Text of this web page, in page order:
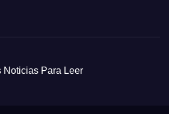
Noticias Para Leer